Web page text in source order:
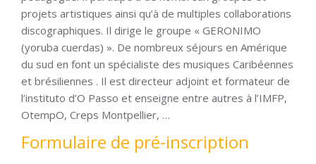
projets artistiques ainsi qu’à de multiples collaborations
discographiques. Il dirige le groupe « GERONIMO
(yoruba cuerdas) ». De nombreux séjours en Amérique
du sud en font un spécialiste des musiques Caribéennes
et brésiliennes . Il est directeur adjoint et formateur de
l’instituto d’O Passo et enseigne entre autres à l’IMFP,
OtempO, Creps Montpellier, …
Formulaire de pré-inscription